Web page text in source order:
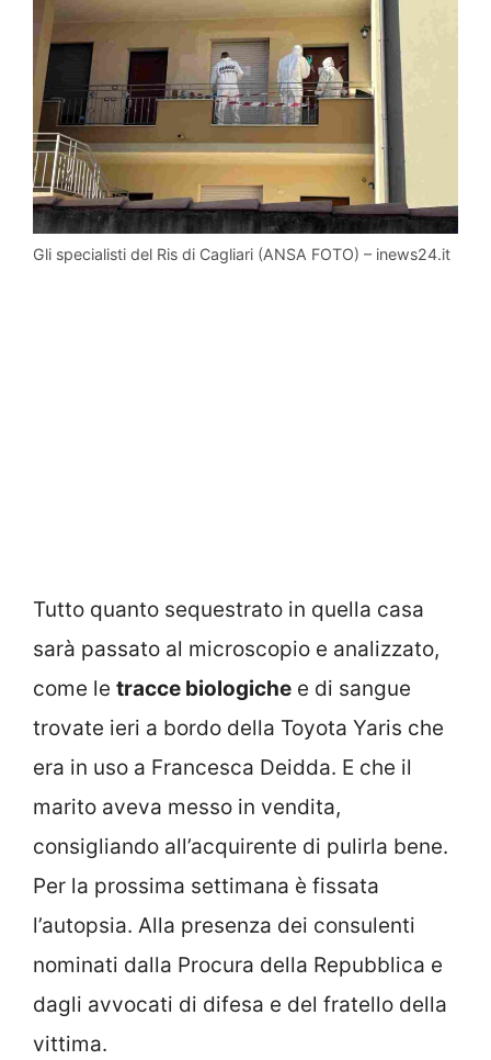
Gli specialisti del Ris di Cagliari (ANSA FOTO) – inews24.it
Tutto quanto sequestrato in quella casa
sarà passato al microscopio e analizzato,
come le tracce biologiche e di sangue
trovate ieri a bordo della Toyota Yaris che
era in uso a Francesca Deidda. E che il
marito aveva messo in vendita,
consigliando all’acquirente di pulirla bene.
Per la prossima settimana è fissata
l’autopsia. Alla presenza dei consulenti
nominati dalla Procura della Repubblica e
dagli avvocati di difesa e del fratello della
vittima.